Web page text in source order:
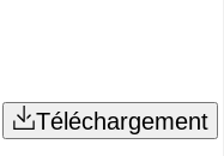
Téléchargement